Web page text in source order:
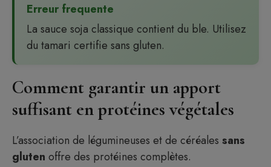
Erreur frequente
La sauce soja classique contient du ble. Utilisez
du tamari certifie sans gluten.
Comment garantir un apport
suffisant en protéines végétales
L’association de légumineuses et de céréales sans
gluten offre des protéines complètes.